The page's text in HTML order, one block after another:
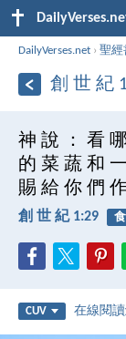
DailyVerses.net ›聖經
創 世 紀
神 說 ： 看
的 菜 蔬 和
賜 給 你 們
創 世 紀 1:29
CUV 在線閱讀